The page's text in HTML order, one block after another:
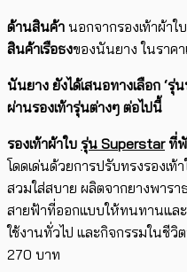
ด้านสินค้า นอกจากรองเท้าผ้าใ
สินค้าเรือธงของนันยาง ในราค
นันยาง ยังได้เสนอทางเลือก ‘รุ่
ผ่านรองเท้ารุ่นต่างๆ ต่อไปนี้
​รองเท้าผ้าใบ รุ่น Superstar ที่
โดดเด่นด้วยการปรับทรงรองเท้
สวมใส่สบาย ผลิตจากยางพาร
สายฟ้าที่ออกแบบให้ทนทานและ
ใช้งานทั่วไป และกิจกรรมในชีวิ
270 บาท